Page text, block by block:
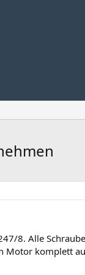
8. Alle
Motor komplett